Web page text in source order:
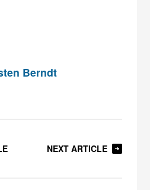
Berndt
NEXT ARTICLE